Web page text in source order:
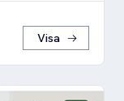
Visa